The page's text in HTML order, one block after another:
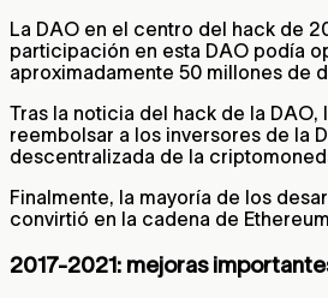
La DAO en el centro del hack de
participación en esta DAO podía
aproximadamente 50 millones de
Tras la noticia del hack de la
reembolsar a los inversores de la
descentralizada de la
Finalmente, la mayoría de los
convirtió en la cadena de
2017-2021: mejoras